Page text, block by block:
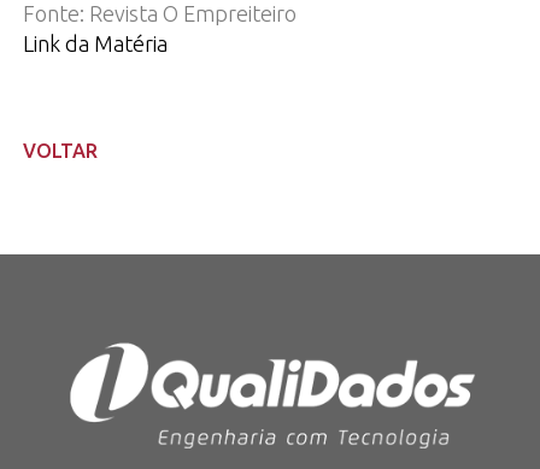
Fonte: Revista O Empreiteiro
Link da Matéria
VOLTAR